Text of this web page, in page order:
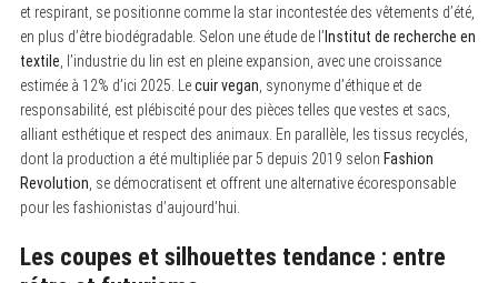
et respirant, se positionne comme la star incontestée des vêtements d’été,
en plus d’être biodégradable. Selon une étude de l’ Institut de recherche en
textile , l’industrie du lin est en pleine expansion, avec une croissance
estimée à 12% d’ici 2025. Lecuir vegan , synonyme d’éthique et de
responsabilité, est plébiscité pour des pièces telles que vestes et sacs,
alliant esthétique et respect des animaux. En parallèle, les tissus recyclés,
dont la production a été multipliée par 5 depuis 2019 selon Fashion
Revolution , se démocratisent et offrent une alternative écoresponsable
pour les fashionistas d’aujourd’hui.
Les coupes et silhouettes tendance : entre